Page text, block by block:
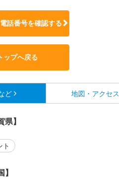
話番号を確認する
ップへ戻る
ど 地図・アクセス
】
ト